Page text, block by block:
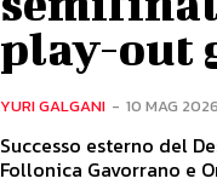
play-out
YURI GALGANI - 10 MAG 2026
Successo esterno del
Follonica Gavorrano e